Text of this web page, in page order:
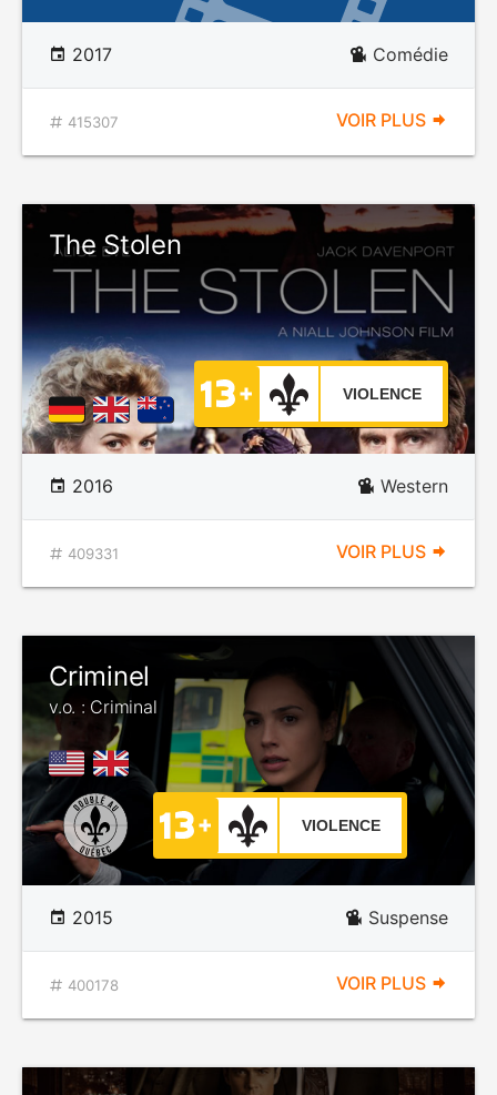
2017 Comédie
415307 VOIR PLUS
The Stolen
VIOLENCE
2016 Western
409331 VOIR PLUS
Criminel
v.o. : Criminal
VIOLENCE
2015 Suspense
400178 VOIR PLUS